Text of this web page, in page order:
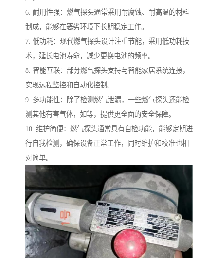
6. 耐用性强：燃气探头通常采用耐腐蚀、耐高温的材料
制成，能够在恶劣环境下长期稳定工作。
7. 低功耗：现代燃气探头设计注重节能，采用低功耗技
术，延长电池寿命，减少更换电池的频率。
8. 智能互联：部分燃气探头支持与智能家居系统连接，
实现远程监控和自动化控制。
9. 多功能性：除了检测燃气泄漏，一些燃气探头还能检
测其他有害气体，如等，提供更全面的安全保障。
10. 维护简便：燃气探头通常具有自检功能，能够定期进
行自我检测，确保设备正常工作，同时维护和校准也相
对简单。